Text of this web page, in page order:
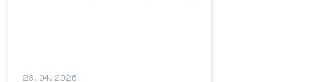
třicet...
28. 04. 2026